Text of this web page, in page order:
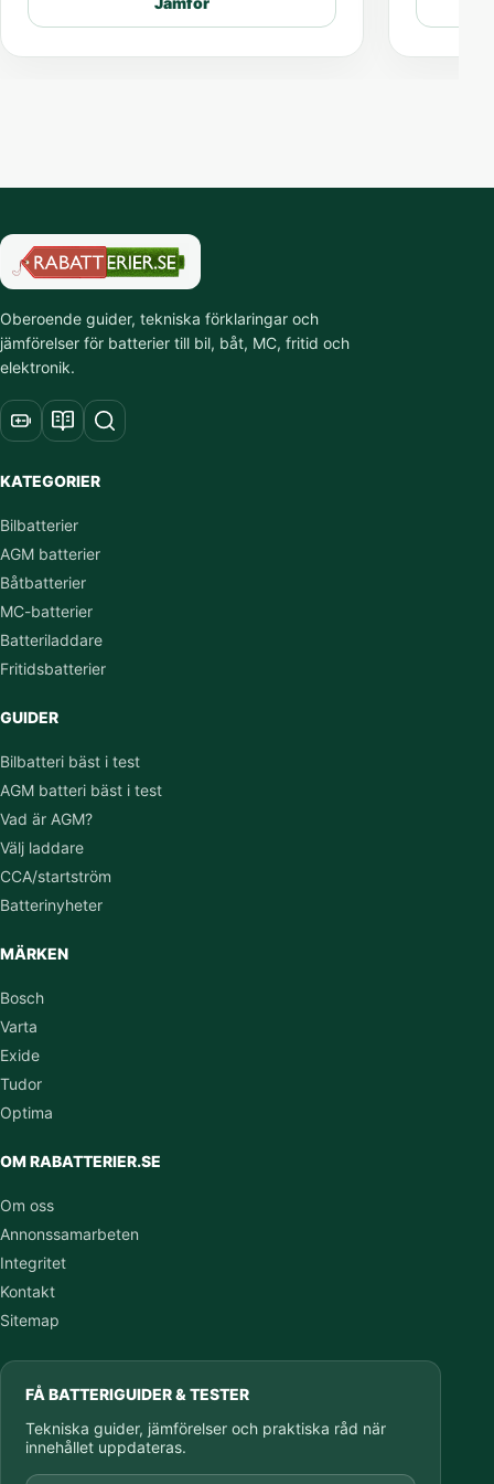
Oberoende guider, tekniska förklaringar och
jämförelser för batterier till bil, båt, MC, fritid och
elektronik.
KATEGORIER
Bilbatterier
AGM batterier
Båtbatterier
MC-batterier
Batteriladdare
Fritidsbatterier
GUIDER
Bilbatteri bäst i test
AGM batteri bäst i test
Vad är AGM?
Välj laddare
CCA/startström
Batterinyheter
MÄRKEN
Bosch
Varta
Exide
Tudor
Optima
OM RABATTERIER.SE
Om oss
Annonssamarbeten
Integritet
Kontakt
Sitemap
FÅ BATTERIGUIDER & TESTER
Tekniska guider, jämförelser och praktiska råd när
innehållet uppdateras.